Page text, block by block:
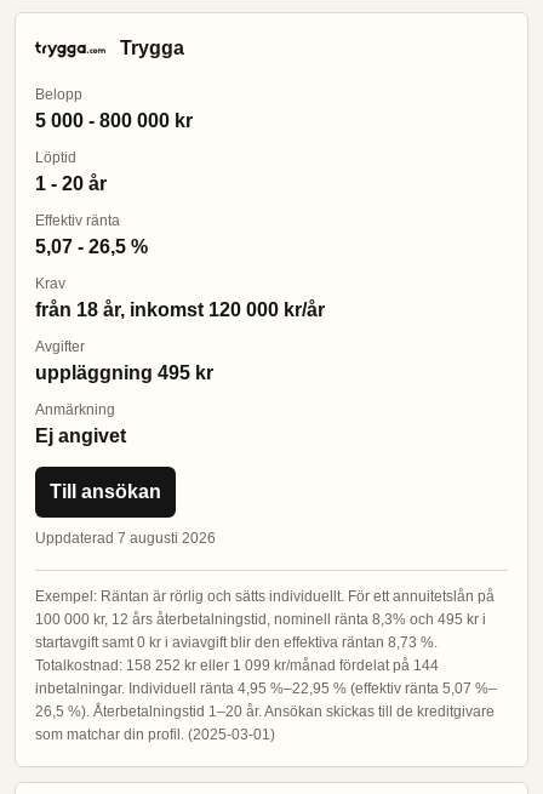
Trygga
Belopp
5 000 - 800 000 kr
Löptid
1 - 20 år
Effektiv ränta
5,07 - 26,5 %
Krav
från 18 år, inkomst 120 000 kr/år
Avgifter
uppläggning 495 kr
Anmärkning
Ej angivet
Till ansökan
Uppdaterad 7 augusti 2026
Exempel: Räntan är rörlig och sätts individuellt. För ett annuitetslån på
100 000 kr, 12 års återbetalningstid, nominell ränta 8,3% och 495 kr i
startavgift samt 0 kr i aviavgift blir den effektiva räntan 8,73 %.
Totalkostnad: 158 252 kr eller 1 099 kr/månad fördelat på 144
inbetalningar. Individuell ränta 4,95 %–22,95 % (effektiv ränta 5,07 %–
26,5 %). Återbetalningstid 1–20 år. Ansökan skickas till de kreditgivare
som matchar din profil. (2025-03-01)